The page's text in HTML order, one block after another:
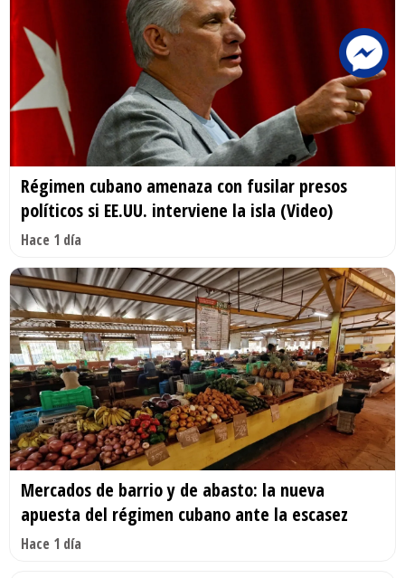
Régimen cubano amenaza con fusilar presos
políticos si EE.UU. interviene la isla (Video)
Hace 1 día
Mercados de barrio y de abasto: la nueva
apuesta del régimen cubano ante la escasez
Hace 1 día